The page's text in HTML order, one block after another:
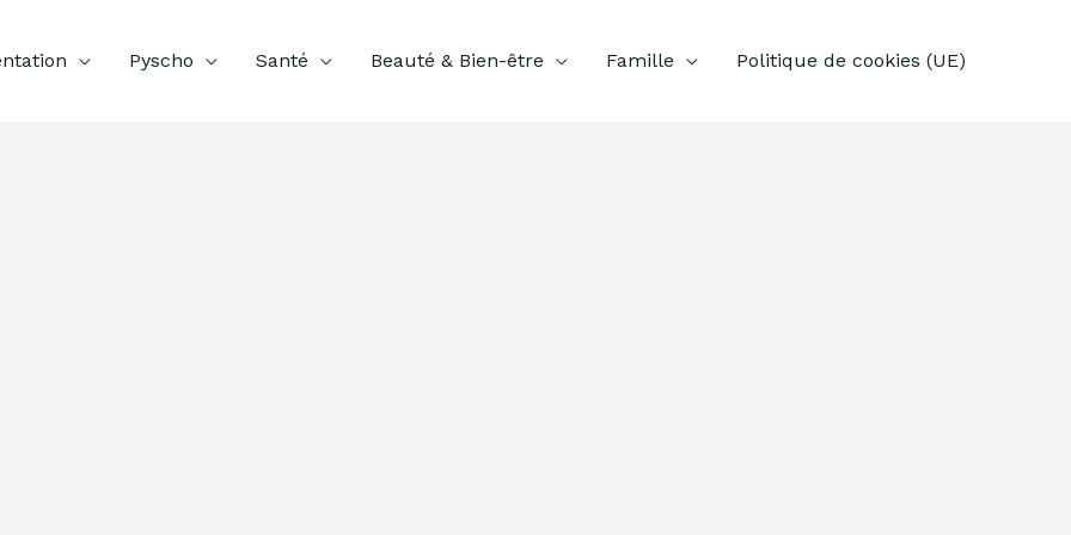
Pyscho Santé Beauté & Bien-être Famille Politique de cookies (UE)